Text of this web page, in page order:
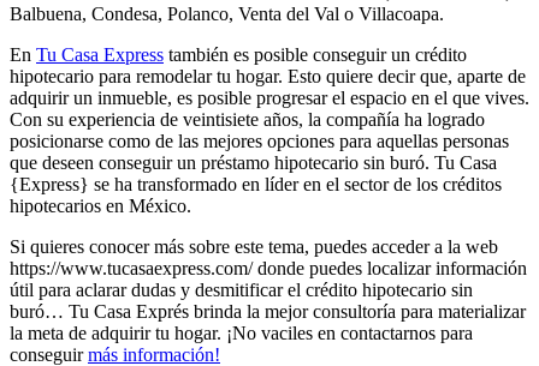
Balbuena, Condesa, Polanco, Venta del Val o Villacoapa.
En Tu Casa Express también es posible conseguir un crédito
hipotecario para remodelar tu hogar. Esto quiere decir que, aparte de
adquirir un inmueble, es posible progresar el espacio en el que vives.
Con su experiencia de veintisiete años, la compañía ha logrado
posicionarse como de las mejores opciones para aquellas personas
que deseen conseguir un préstamo hipotecario sin buró. Tu Casa
{Express} se ha transformado en líder en el sector de los créditos
hipotecarios en México.
Si quieres conocer más sobre este tema, puedes acceder a la web
https://www.tucasaexpress.com/ donde puedes localizar información
útil para aclarar dudas y desmitificar el crédito hipotecario sin
buró… Tu Casa Exprés brinda la mejor consultoría para materializar
la meta de adquirir tu hogar. ¡No vaciles en contactarnos para
conseguirmás información!